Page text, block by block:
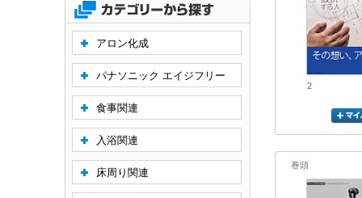
2
巻頭
アロン化成
パナソニック エイジフリー
食事関連
入浴関連
床周り関連